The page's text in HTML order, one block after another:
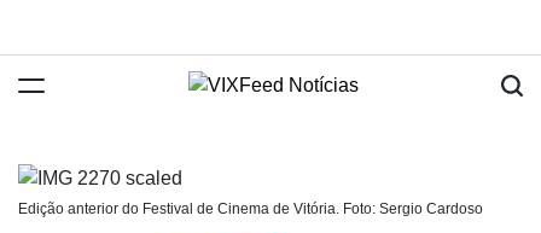
Edição anterior do Festival de Cinema de Vitória. Foto: Sergio Cardoso